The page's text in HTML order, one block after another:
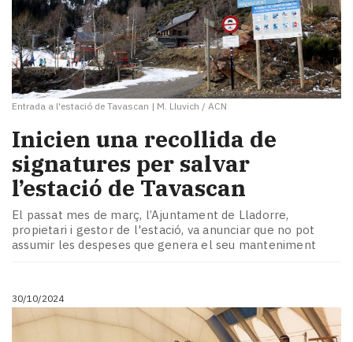
Entrada a l'estació de Tavascan | M. Lluvich / ACN
Inicien una recollida de
signatures per salvar
l’estació de Tavascan
El passat mes de març, l’Ajuntament de Lladorre,
propietari i gestor de l'estació, va anunciar que no pot
assumir les despeses que genera el seu manteniment
30/10/2024